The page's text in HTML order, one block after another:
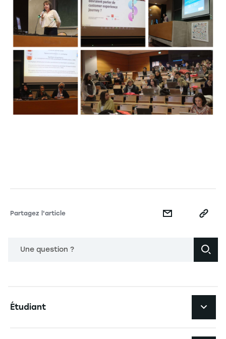
Partagez l'article
Une question ?
Étudiant